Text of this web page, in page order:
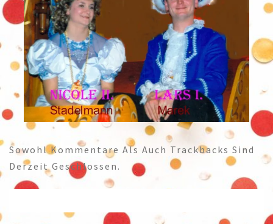
Sowohl Kommentare Als Auch Trackbacks Sind
Derzeit Geschlossen.